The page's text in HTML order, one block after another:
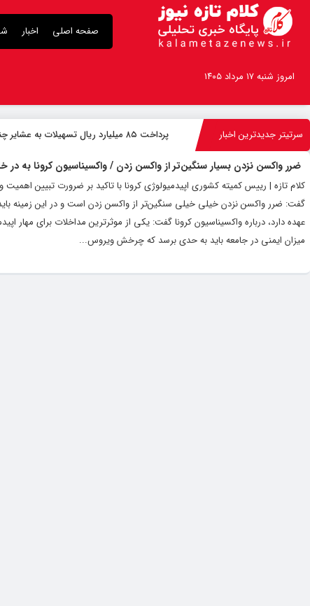
صفحه اصلی اخبار
امروز شنبه ۱۷ مرداد ۱۴۰۵
سرتیتر جدیدترین اخبار پرداخت ۸۵ میلیارد ریال تسهیلات به عشایر چناران
ضرر واکسن نزدن بسیار سنگین‌تر از واکسن زدن / واکسیناسیون کرونا به در
کلام تازه | رییس کمیته کشوری اپیدمیولوژی کرونا با تاکید بر ضرورت تبیین
میزان ایمنی در جامعه باید به حدی برسد که چرخش ویروس...